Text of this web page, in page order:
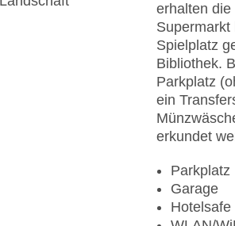
erhalten
Spielplatz
Bibliothek.
Parkplatz
ein
erkundet
Parkplatz
Garage
Hotelsafe